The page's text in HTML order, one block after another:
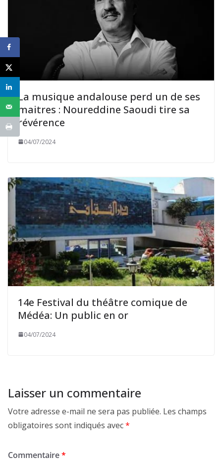
La musique andalouse perd un de ses
maitres : Noureddine Saoudi tire sa
révérence
04/07/2024
14e Festival du théâtre comique de
Médéa: Un public en or
04/07/2024
Laisser un commentaire
Votre adresse e-mail ne sera pas publiée. Les champs
obligatoires sont indiqués avec*
Commentaire*